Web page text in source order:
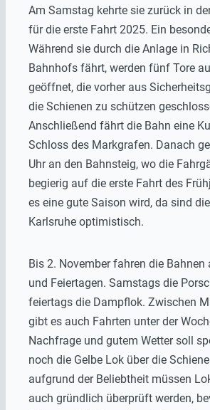
Am Samstag kehrte sie zurück in
für die erste Fahrt 2025. Ein
Während sie durch die Anlage in
Bahnhofs fährt, werden fünf Tore
geöffnet, die vorher aus
die Schienen zu schützen
Anschließend fährt die Bahn eine
Schloss des Markgrafen. Danach
Uhr an den Bahnsteig, wo die
begierig auf die erste Fahrt des
es eine gute Saison wird, da sind
Karlsruhe optimistisch.
Bis 2. November fahren die Bahnen
und Feiertagen. Samstags die
feiertags die Dampflok. Zwischen
gibt es auch Fahrten unter der
Nachfrage und gutem Wetter soll
noch die Gelbe Lok über die
aufgrund der Beliebtheit müssen
auch gründlich überprüft werden,